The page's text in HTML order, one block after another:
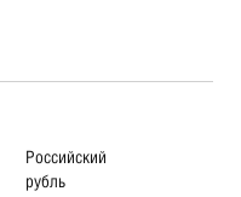
Российский
рубль